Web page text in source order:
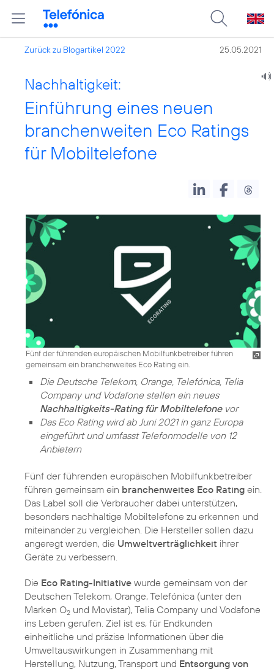
Zurück zu Blogartikel 2022 25.05.2021
Nachhaltigkeit:
Einführung eines neuen
branchenweiten Eco Ratings
für Mobiltelefone
Fünf der führenden europäischen Mobilfunkbetreiber führen
gemeinsam ein branchenweites Eco Rating ein.
Die Deutsche Telekom, Orange, Telefónica, Telia
Company und Vodafone stellen ein neues
Nachhaltigkeits-Rating für Mobiltelefonevor
Das Eco Rating wird ab Juni 2021 in ganz Europa
eingeführt und umfasst Telefonmodelle von 12
Anbietern
Fünf der führenden europäischen Mobilfunkbetreiber
führen gemeinsam ein branchenweites Eco Rating ein.
Das Label soll die Verbraucher dabei unterstützen,
besonders nachhaltige Mobiltelefone zu erkennen und
miteinander zu vergleichen. Die Hersteller sollen dazu
angeregt werden, die Umweltverträglichkeit ihrer
Geräte zu verbessern.
Die Eco Rating-Initiative wurde gemeinsam von der
Deutschen Telekom, Orange, Telefónica (unter den
Marken O2 und Movistar), Telia Company und Vodafone
ins Leben gerufen. Ziel ist es, für Endkunden
einheitliche und präzise Informationen über die
Umweltauswirkungen in Zusammenhang mit
Herstellung, Nutzung, Transport und Entsorgung von